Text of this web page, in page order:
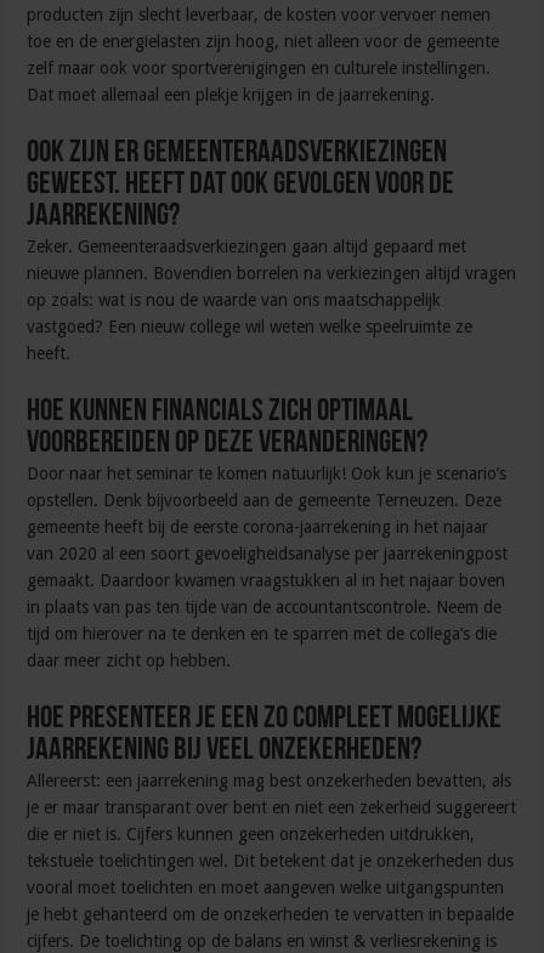
producten zijn slecht leverbaar, de kosten voor vervoer nemen
toe en de energielasten zijn hoog, niet alleen voor de gemeente
zelf maar ook voor sportverenigingen en culturele instellingen.
Dat moet allemaal een plekje krijgen in de jaarrekening.
Ook zijn er gemeenteraadsverkiezingen
geweest. Heeft dat ook gevolgen voor de
jaarrekening?
Zeker. Gemeenteraadsverkiezingen gaan altijd gepaard met
nieuwe plannen. Bovendien borrelen na verkiezingen altijd vragen
op zoals: wat is nou de waarde van ons maatschappelijk
vastgoed? Een nieuw college wil weten welke speelruimte ze
heeft.
Hoe kunnen financials zich optimaal
voorbereiden op deze veranderingen?
Door naar het seminar te komen natuurlijk! Ook kun je scenario’s
opstellen. Denk bijvoorbeeld aan de gemeente Terneuzen. Deze
gemeente heeft bij de eerste corona-jaarrekening in het najaar
van 2020 al een soort gevoeligheidsanalyse per jaarrekeningpost
gemaakt. Daardoor kwamen vraagstukken al in het najaar boven
in plaats van pas ten tijde van de accountantscontrole. Neem de
tijd om hierover na te denken en te sparren met de collega’s die
daar meer zicht op hebben.
Hoe presenteer je een zo compleet mogelijke
jaarrekening bij veel onzekerheden?
Allereerst: een jaarrekening mag best onzekerheden bevatten, als
je er maar transparant over bent en niet een zekerheid suggereert
die er niet is. Cijfers kunnen geen onzekerheden uitdrukken,
tekstuele toelichtingen wel. Dit betekent dat je onzekerheden dus
vooral moet toelichten en moet aangeven welke uitgangspunten
je hebt gehanteerd om de onzekerheden te vervatten in bepaalde
cijfers. De toelichting op de balans en winst & verliesrekening is